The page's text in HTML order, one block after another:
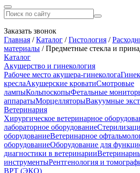
Заказать звонок
Главная /Каталог /Гистология /
материалы /Предметные стекла и
Каталог
Акушерство и гинекология
Рабочее место акушера-гинеколога
креслаАкушерские кроватиСмотровые
лампыКольпоскопыФетальные
аппаратыМорцелляторыВакуумные
Ветеринария
Хирургическое ветеринарное
лабораторное оборудование
оборудованиеВетеринарное
оборудованиеОборудование для
диагностики в ветеринарии
инструментыРентгенология и
ВРТ (ЭКО)